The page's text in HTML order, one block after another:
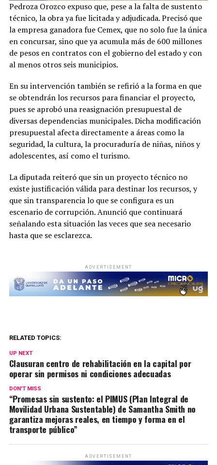
Pedroza Orozco expuso que, pese a la falta de sustento
técnico, la obra ya fue licitada y adjudicada. Precisó que
la empresa ganadora fue Cemex, que no solo fue la única
en concursar, sino que ya acumula más de 600 millones
de pesos en contratos con el gobierno del estado y con
al menos otros seis municipios.
En su intervención también se refirió a la forma en que
se obtendrán los recursos para financiar el proyecto,
pues se aprobó una reasignación presupuestal de
diversas dependencias municipales. Dicha modificación
presupuestal afecta directamente a áreas como la
seguridad, la cultura, la procuraduría de niñas, niños y
adolescentes, así como el turismo.
La diputada reiteró que sin un proyecto técnico no
existe justificación válida para destinar los recursos, y
que sin transparencia lo que se configura es un
escenario de corrupción. Anunció que continuará
señalando esta situación las veces que sea necesario
hasta que se esclarezca.
ADVERTISEMENT
RELATED TOPICS:
UP NEXT
Clausuran centro de rehabilitación en la capital por
operar sin permisos ni condiciones adecuadas
DON'T MISS
“Promesas sin sustento: el PIMUS (Plan Integral de
Movilidad Urbana Sustentable) de Samantha Smith no
garantiza mejoras reales, en tiempo y forma en el
transporte público”
ADVERTISEMENT